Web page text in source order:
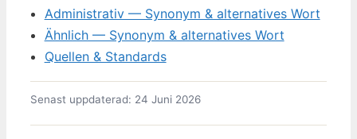
Administrativ — Synonym & alternatives Wort
Ähnlich — Synonym & alternatives Wort
Quellen & Standards
Senast uppdaterad: 24 Juni 2026